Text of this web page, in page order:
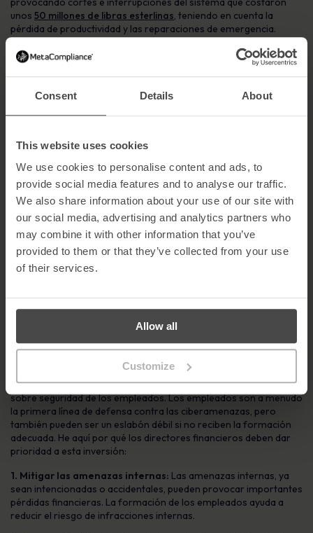
Consent Details About
This website uses cookies
We use cookies to personalise content and ads, to
provide social media features and to analyse our traffic.
We also share information about your use of our site with
our social media, advertising and analytics partners who
may combine it with other information that you’ve
provided to them or that they’ve collected from your use
of their services.
Allow all
Customize
unos 50 millones de libras esterlinas, teniendo en cuenta la
pérdida de productividad y las reparaciones de emergencia.
Unciberataque en 2022 a un proveedor de Toyota, por
ejemplo, obligó al fabricante de automóviles a detener la
producción durante un día, lo que afectó a 13.000 vehículos.
el sector de los seguros: algunas aseguradoras están aplicando
organizaciones que han sido víctimas de la ciberdelincuencia.
Daños a la reputación
Una violación de datos exitosa puede tener efectos duraderos en
la reputación de una organización, señalando potencialmente a
clientes, proveedores y otros socios comerciales que la gestión
de riesgos y los controles de seguridad de la información de la
Invertir en la formación de los empleados en
materia de seguridad
Se prevé que el gasto mundial en seguridad crezca un 8,1% anual,
. Un aspecto crítico que los directores financieros deben
tener en cuenta es la formación en materia de concienciación
sobre seguridad de los empleados. Los empleados son a menudo
la primera línea de defensa contra las ciberamenazas, pero
también pueden ser un eslabón débil si no reciben la formación
adecuada. He aquí por qué los directores financieros deben dar
prioridad a esta inversión:
1. Mitigar las amenazas internas: Las amenazas internas, ya
sean intencionadas o accidentales, pueden provocar importantes
pérdidas financieras. La formación de los empleados ayuda a
reducir el riesgo de infracciones internas.